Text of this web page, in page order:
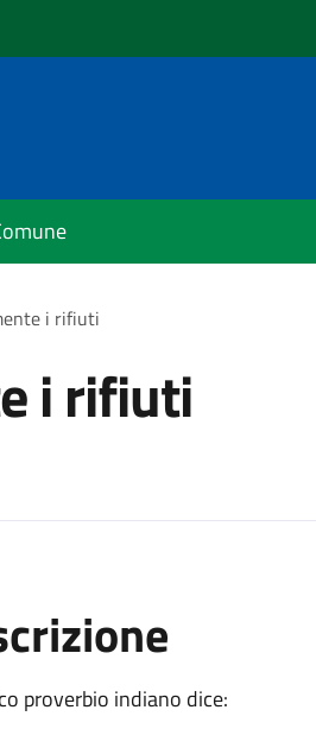
i rifiuti
i rifiuti
proverbio indiano dice: